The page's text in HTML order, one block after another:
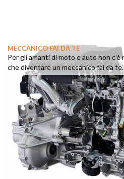
MECCANICO FAI DA TE
Per gli amanti di moto e auto non c’è
che diventare un meccanico fai da te.